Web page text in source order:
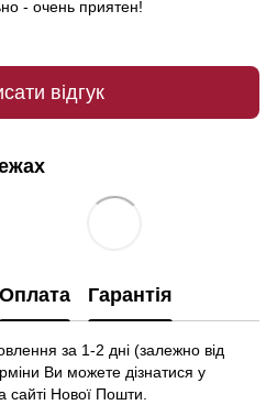
- очень приятен!
відгук
Оплата Гарантія
за 1-2 дні (залежно від
Ви можете дізнатися у
сайті Нової Пошти.